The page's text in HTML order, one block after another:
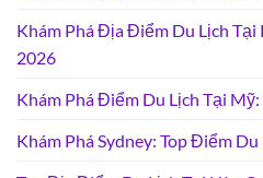
Khám Phá Địa Điểm Du Lịch
2026
Khám Phá Điểm Du Lịch Tại
Khám Phá Sydney: Top Điểm